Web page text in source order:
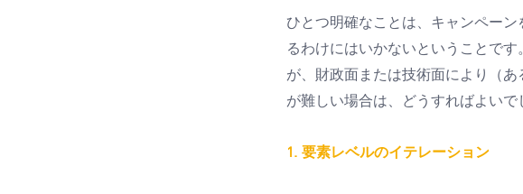
ひとつ明確なことは、キャンペー
るわけにはいかないということで
が、財政面または技術面により（
が難しい場合は、どうすればよいで
1. 要素レベルのイテレーション